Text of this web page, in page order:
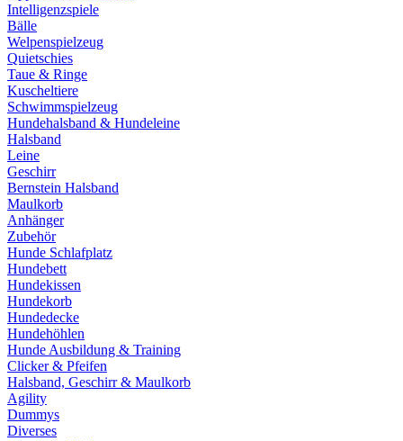
Intelligenzspiele
Bälle
Welpenspielzeug
Quietschies
Taue & Ringe
Kuscheltiere
Schwimmspielzeug
Hundehalsband & Hundeleine
Halsband
Leine
Geschirr
Bernstein Halsband
Maulkorb
Anhänger
Zubehör
Hunde Schlafplatz
Hundebett
Hundekissen
Hundekorb
Hundedecke
Hundehöhlen
Hunde Ausbildung & Training
Clicker & Pfeifen
Halsband, Geschirr & Maulkorb
Agility
Dummys
Diverses